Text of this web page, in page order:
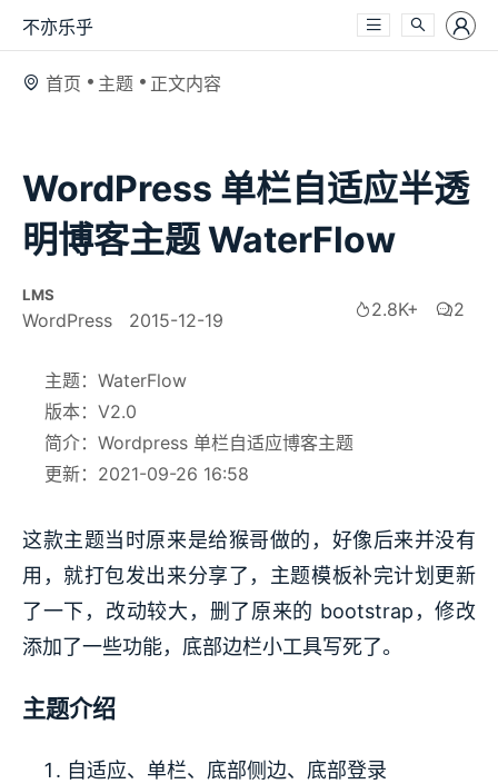
不亦乐乎
首页 主题 正文内容
WordPress 单栏自适应半透
明博客主题 WaterFlow
LMS
WordPress 2015-12-19
2.8K+ 2
主题：WaterFlow
版本：V2.0
简介：Wordpress 单栏自适应博客主题
更新：2021-09-26 16:58
这款主题当时原来是给猴哥做的，好像后来并没有
用，就打包发出来分享了，主题模板补完计划更新
了一下，改动较大，删了原来的 bootstrap，修改
添加了一些功能，底部边栏小工具写死了。
主题介绍
自适应、单栏、底部侧边、底部登录